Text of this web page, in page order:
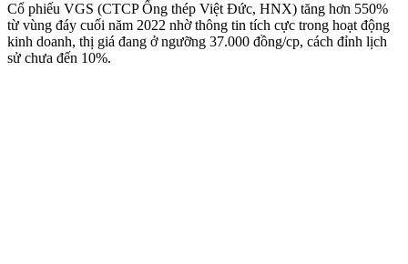
Cổ phiếu VGS (CTCP Ống thép Việt Đức, HNX) tăng hơn 550%
từ vùng đáy cuối năm 2022 nhờ thông tin tích cực trong hoạt động
kinh doanh, thị giá đang ở ngưỡng 37.000 đồng/cp, cách đỉnh lịch
sử chưa đến 10%.